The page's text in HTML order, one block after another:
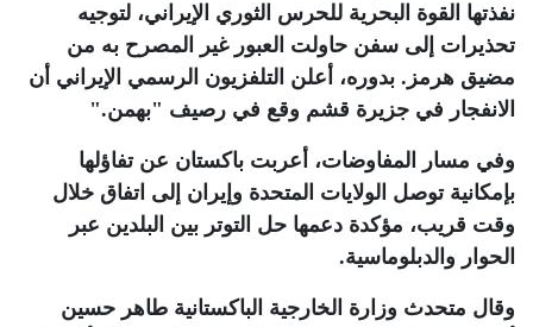
نفذتها القوة البحرية للحرس الثوري الإيراني، لتوجيه
تحذيرات إلى سفن حاولت العبور غير المصرح به من
مضيق هرمز. بدوره، أعلن التلفزيون الرسمي الإيراني أن
الانفجار في جزيرة قشم وقع في رصيف "بهمن".
وفي مسار المفاوضات، أعربت باكستان عن تفاؤلها
بإمكانية توصل الولايات المتحدة وإيران إلى اتفاق خلال
وقت قريب، مؤكدة دعمها حل التوتر بين البلدين عبر
الحوار والدبلوماسية.
وقال متحدث وزارة الخارجية الباكستانية طاهر حسين